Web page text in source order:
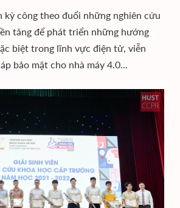
kỳ công theo đuổi những nghiên cứu
tảng để phát triển những hướng
biệt trong lĩnh vực điện tử, viễn
bảo mật cho nhà máy 4.0...